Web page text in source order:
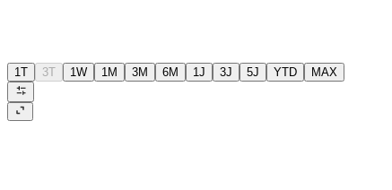
1T 3T 1W 1M 3M 6M 1J 3J 5J YTD MAX